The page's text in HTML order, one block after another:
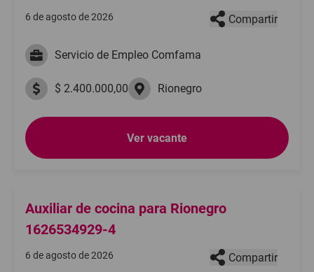
6 de agosto de 2026 Compartir
Servicio de Empleo Comfama
$ 2.400.000,00 Rionegro
Ver vacante
Auxiliar de cocina para Rionegro
1626534929-4
6 de agosto de 2026 Compartir